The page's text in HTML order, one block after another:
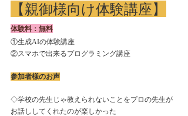
【親御様向け体験講座】
体験料：無料
①生成AIの体験講座
②スマホで出来るプログラミング講座
参加者様のお声
◇学校の先生じゃ教えられないことをプロの先生が
お話ししてくれたのが楽しかった